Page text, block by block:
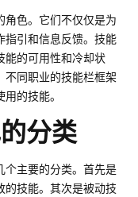
角色。它们不仅仅是为
指引和信息反馈。技能
能的可用性和冷却状
不同职业的技能栏框架
的技能。
分类
个主要的分类。首先是
的技能。其次是被动技